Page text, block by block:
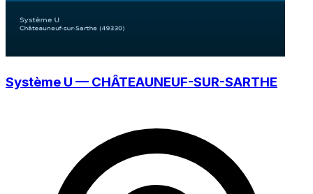
Système U — CHÂTEAUNEUF-SUR-SARTHE